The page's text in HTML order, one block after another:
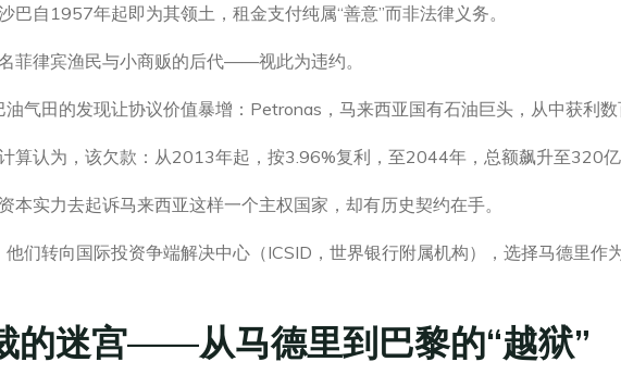
巴自1957年起即为其领土，租金支付纯属“善意”而非法律义务。
律宾渔民与小商贩的后代——视此为违约。
气田的发现让协议价值暴增：Petronas，马来西亚国有石油巨头，从中获利数
算认为，该欠款：从2013年起，按3.96%复利，至2044年，总额飙升至320亿
本实力去起诉马来西亚这样一个主权国家，却有历史契约在手。
们转向国际投资争端解决中心（ICSID，世界银行附属机构），选择马德里
的迷宫——从马德里到巴黎的“越狱”